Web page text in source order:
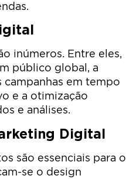
inúmeros. Entre eles,
público global, a
campanhas em tempo
e a otimização
e análises.
Digital
são essenciais para o
se o design